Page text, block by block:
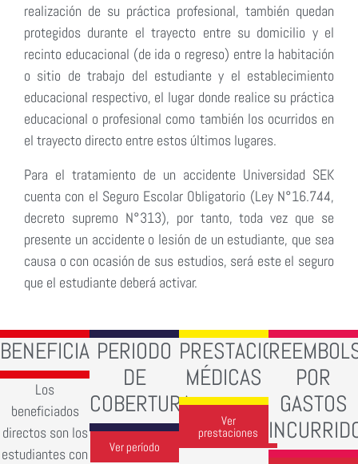
realización de su práctica profesional, también quedan
protegidos durante el trayecto entre su domicilio y el
recinto educacional (de ida o regreso) entre la habitación
o sitio de trabajo del estudiante y el establecimiento
educacional respectivo, el lugar donde realice su práctica
educacional o profesional como también los ocurridos en
el trayecto directo entre estos últimos lugares.
Para el tratamiento de un accidente Universidad SEK
cuenta con el Seguro Escolar Obligatorio (Ley N°16.744,
decreto supremo N°313), por tanto, toda vez que se
presente un accidente o lesión de un estudiante, que sea
causa o con ocasión de sus estudios, será este el seguro
que el estudiante deberá activar.
BENEFICIADOS
Los
beneficiados
directos son los
estudiantes con
PERIODO
DE
COBERTURA
Ver período
PRESTACIONES
MÉDICAS
Ver
prestaciones
POR
GASTOS